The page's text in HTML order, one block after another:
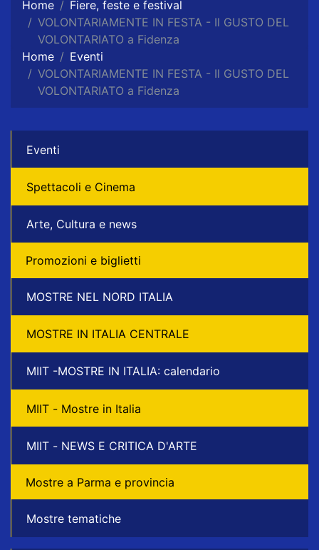
Home
Fiere, feste e festival
VOLONTARIAMENTE IN FESTA - Il GUSTO DEL
VOLONTARIATO a Fidenza
Home
Eventi
VOLONTARIAMENTE IN FESTA - Il GUSTO DEL
VOLONTARIATO a Fidenza
Eventi
Spettacoli e Cinema
Arte, Cultura e news
Promozioni e biglietti
MOSTRE NEL NORD ITALIA
MOSTRE IN ITALIA CENTRALE
MIIT -MOSTRE IN ITALIA: calendario
MIIT - Mostre in Italia
MIIT - NEWS E CRITICA D'ARTE
Mostre a Parma e provincia
Mostre tematiche